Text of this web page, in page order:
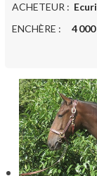
ACHETEUR :
ENCHÈRE : 4